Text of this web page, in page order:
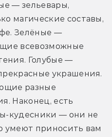
— зельевары,
магические составы,
Зелёные —
всевозможные
Голубые —
украшения.
разные
Наконец, есть
кудесники — они не
умеют приносить вам